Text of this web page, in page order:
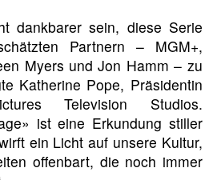
dankbarer sein, diese Serie
Partnern – MGM+,
Myers und Jon Hamm – zu
Katherine Pope, Präsidentin
Television Studios.
ist eine Erkundung stiller
ein Licht auf unsere Kultur,
offenbart, die noch immer